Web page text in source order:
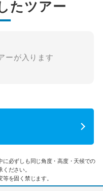
たツアー
ーが入ります
必ずしも同じ角度・高度・天候での
ださい。
を固く禁じます。